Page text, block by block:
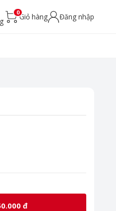
0Giỏ hàng Đăng nhập
đ